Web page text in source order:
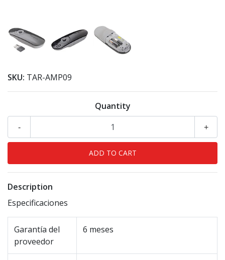
SKU: TAR-AMP09
Quantity
+
-
Description
Especificaciones
Garantía del
proveedor
6 meses